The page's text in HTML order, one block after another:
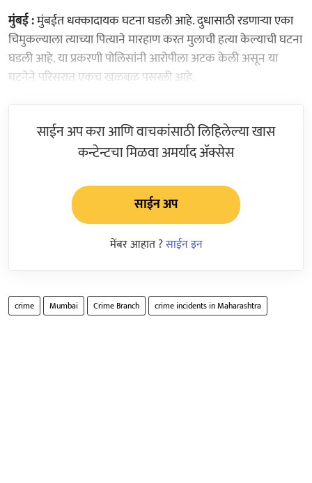
मुंबई :मुंबईत धक्कादायक घटना घडली आहे. दुधासाठी रडणाऱ्या एका
चिमुकल्याला त्याच्या पित्याने मारहाण करत मुलाची हत्या केल्याची घटना
घडली आहे. या प्रकरणी पोलिसांनी आरोपीला अटक केली असून या
घटनेने परिसरात एकच खळबळ पसरली आहे.
साईन अप करा आणि वाचकांसाठी लिहिलेल्या खास
कन्टेन्टचा मिळवा अमर्याद ॲक्सेस
साईन अप
मेंबर आहात ?साईन इन
crime Mumbai Crime Branch crime incidents in Maharashtra